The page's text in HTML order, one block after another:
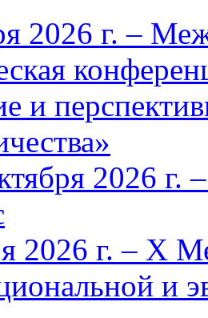
2026 г. –
и
2026 г.
2026 г. – X
и